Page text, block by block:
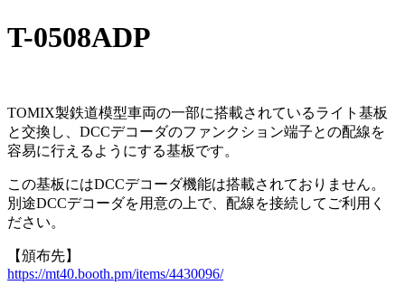
T-0508ADP
TOMIX製鉄道模型車両の一部に搭載されているライト基板
と交換し、DCCデコーダのファンクション端子との配線を
容易に行えるようにする基板です。
この基板にはDCCデコーダ機能は搭載されておりません。
別途DCCデコーダを用意の上で、配線を接続してご利用く
ださい。
【頒布先】
https://mt40.booth.pm/items/4430096/